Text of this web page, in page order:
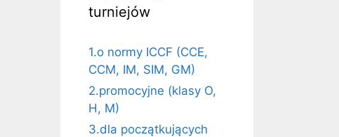
turniejów
1.o normy ICCF (CCE,
CCM, IM, SIM, GM)
2.promocyjne (klasy O,
H, M)
3.dla początkujących